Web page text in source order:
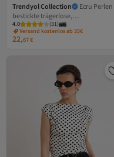
Trendyol Collection
Ecru Perlen
bestickte trägerlose,
körperbetonte/taillierte Strickbluse
TWOSS25BZ00596
4.0 (31)
Versand kostenlos ab 35€
22,67€